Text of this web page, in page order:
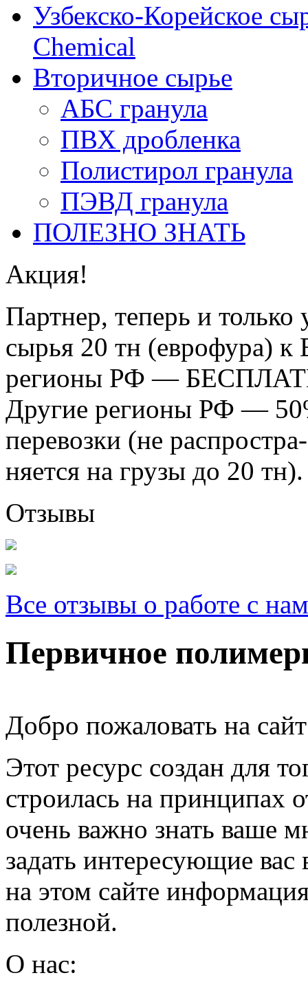
Узбекско-Корейское
Chemical
Втoричное сырье
АБС гранула
ПВХ дробленка
Полистирол гранула
ПЭВД гранула
ПОЛЕЗНО ЗНАТЬ
Акция!
Партнер, теперь и только
сырья 20 тн (еврофура) к
регионы РФ —
Другие регионы РФ —
перевозки (не распростра-
няется на грузы до 20 тн).
Отзывы
Все отзывы о работе с
Первичное
Добро пожаловать на
Этот ресурс создан для
строилась на принципах
очень важно знать ваше
задать интересующие
на этом сайте
полезной.
О нас: